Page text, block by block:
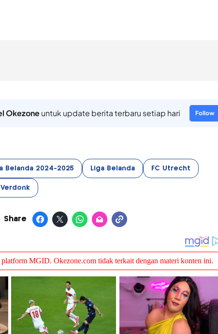
Okezoneuntuk update berita terbaru setiap hari Follow
Belanda 2024-2025 Liga Belanda FC Utrecht
Share